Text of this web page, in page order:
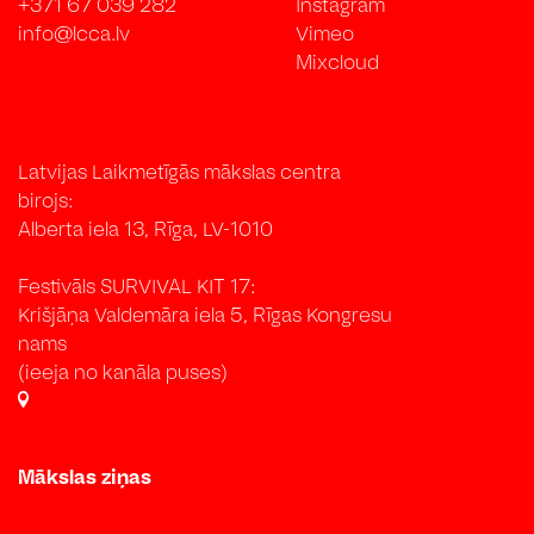
info@lcca.lv
Vimeo
Mixcloud
Latvijas Laikmetīgās mākslas centra
birojs:
Alberta iela 13, Rīga, LV-1010
Festivāls SURVIVAL KIT 17:
Krišjāņa Valdemāra iela 5, Rīgas Kongresu
nams
(ieeja no kanāla puses)
Mākslas ziņas